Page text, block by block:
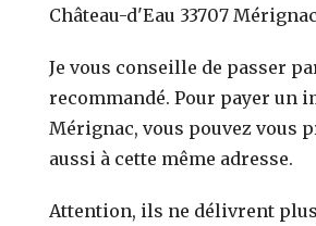
Château-d'Eau 33707
Je vous conseille de passer
recommandé. Pour payer un
Mérignac, vous pouvez vous
aussi à cette même adresse.
Attention, ils ne délivrent